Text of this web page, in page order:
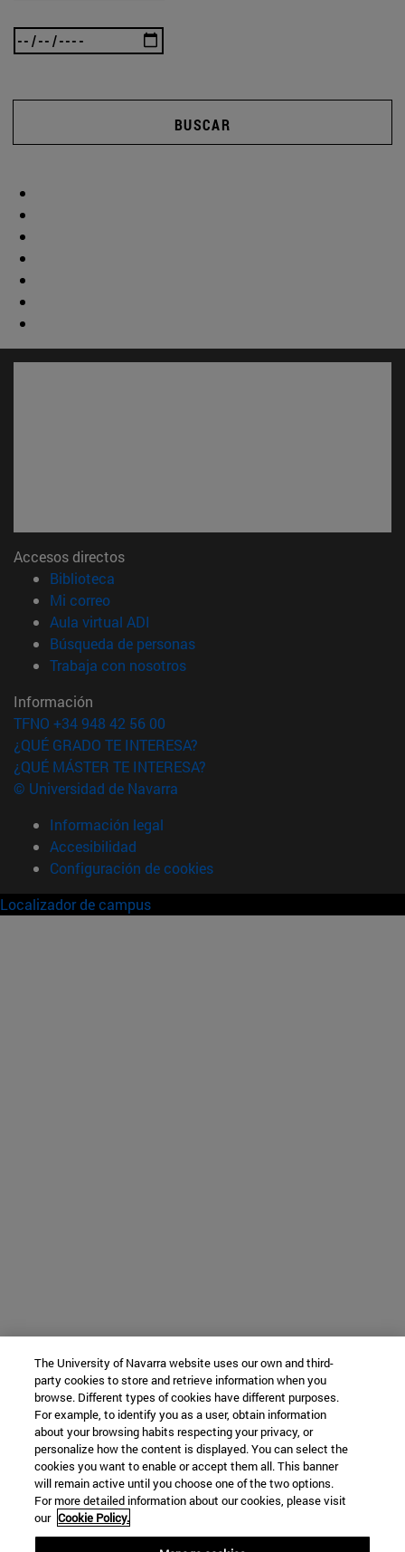
BUSCAR
Accesos directos
Biblioteca
Mi correo(abre en nueva ventana)
Aula virtual ADI
Búsqueda de personas(abre en nueva ventana)
Trabaja con nosotros(abre en nueva ventana)
Información
TFNO +34 948 42 56 00
¿QUÉ GRADO TE INTERESA?
¿QUÉ MÁSTER TE INTERESA?
© Universidad de Navarra
Información legal
Accesibilidad
Configuración de cookies
Localizador de campus
The University of Navarra website uses our own and third-
party cookies to store and retrieve information when you
browse. Different types of cookies have different purposes.
For example, to identify you as a user, obtain information
about your browsing habits respecting your privacy, or
personalize how the content is displayed. You can select the
cookies you want to enable or accept them all. This banner
will remain active until you choose one of the two options.
For more detailed information about our cookies, please visit
our Cookie Policy.